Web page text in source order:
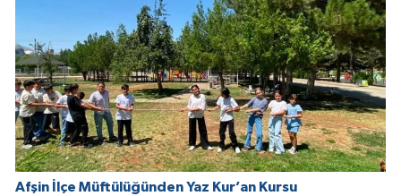
Afşin İlçe Müftülüğünden Yaz Kur’an Kursu